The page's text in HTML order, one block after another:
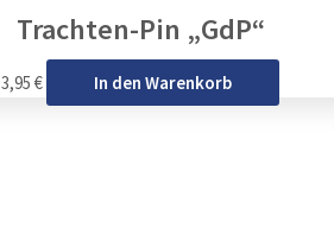
Trachten-Pin „GdP“
3,95 € In den Warenkorb